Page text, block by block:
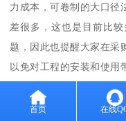
力成本，可卷制的大口径
差很多，这也是目前比
题，因此也提醒大家在采
以免对工程的安装和使用
首页 在线